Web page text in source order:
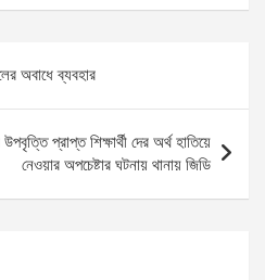
ar
অবাধে ব্যবহার
প্রাপ্ত শিক্ষার্থী দের অর্থ হাতিয়ে
নেওয়ার অপচেষ্টার ঘটনায় থানায় জিডি